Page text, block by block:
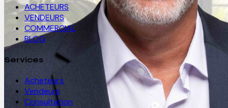
ACHETEURS
VENDEURS
COMMERCIAL
BLOG
Services
Acheteurs
Vendeurs
Consultation